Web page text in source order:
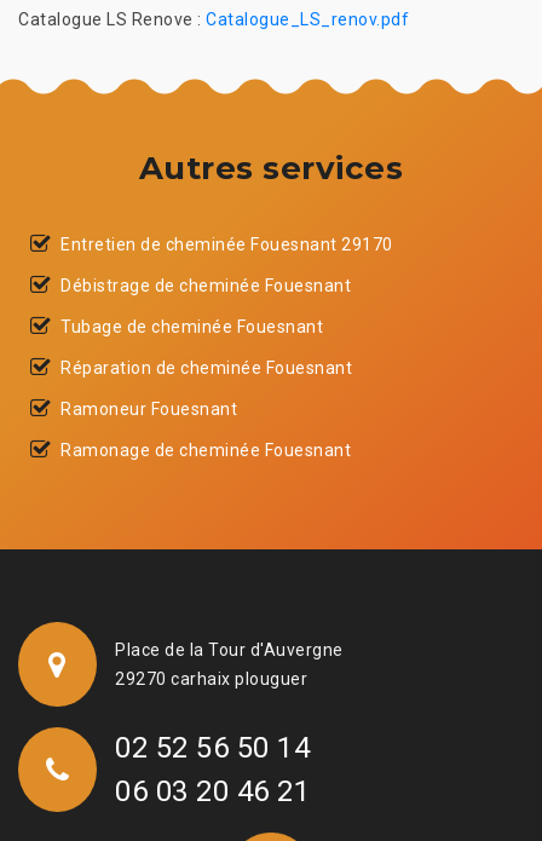
Catalogue LS Renove : Catalogue_LS_renov.pdf
Autres services
Entretien de cheminée Fouesnant 29170
Débistrage de cheminée Fouesnant
Tubage de cheminée Fouesnant
Réparation de cheminée Fouesnant
Ramoneur Fouesnant
Ramonage de cheminée Fouesnant
Place de la Tour d'Auvergne
29270 carhaix plouguer
02 52 56 50 14
06 03 20 46 21